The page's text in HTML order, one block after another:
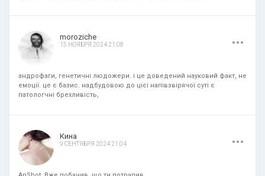
moroziche
15 НОЯБРЯ 2024 21:08 ...
андрофаги, генетичні людожери. і це доведений науковий факт, не
емоції. це є базис. надбудовою до цієї напівзвірячої суті є
патологчні брехливість,
Кина
9 СЕНТЯБРЯ 2024 21:04 ...